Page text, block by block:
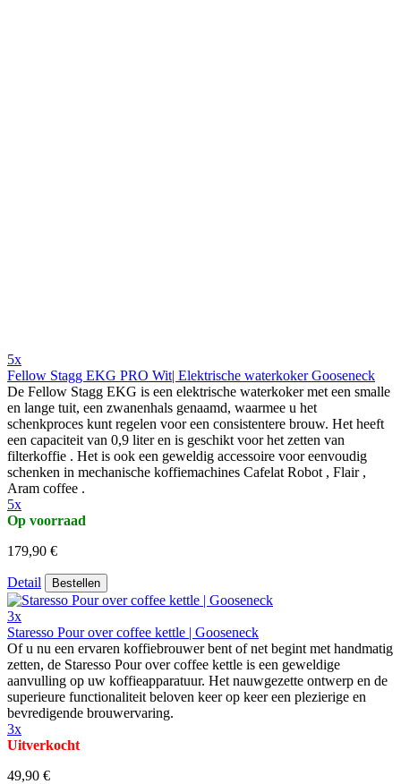
5x
Fellow Stagg EKG PRO Wit| Elektrische waterkoker Gooseneck
De Fellow Stagg EKG is een elektrische waterkoker met een smalle
en lange tuit, een zwanenhals genaamd, waarmee u het
schenkproces kunt regelen voor een consistentere brouw. Het heeft
een capaciteit van 0,9 liter en is geschikt voor het zetten van
filterkoffie . Het is ook een geweldig accessoire voor eenvoudig
schenken in mechanische koffiemachines Cafelat Robot , Flair ,
Aram coffee .
5x
Op voorraad
179,90 €
Detail Bestellen
3x
Staresso Pour over coffee kettle | Gooseneck
Of u nu een ervaren koffiebrouwer bent of net begint met handmatig
zetten, de Staresso Pour over coffee kettle is een geweldige
aanvulling op uw koffieapparatuur. Het nauwgezette ontwerp en de
superieure functionaliteit beloven keer op keer een plezierige en
bevredigende brouwervaring.
3x
Uitverkocht
49,90 €